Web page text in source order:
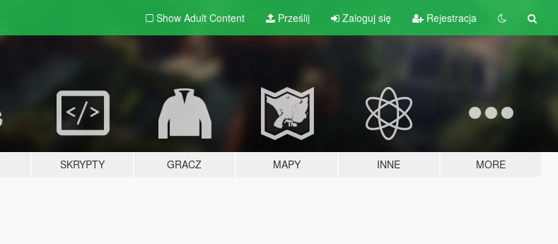
Show Adult Content Prześlij Zaloguj się Rejestracja
SKRYPTY GRACZ MAPY INNE MORE